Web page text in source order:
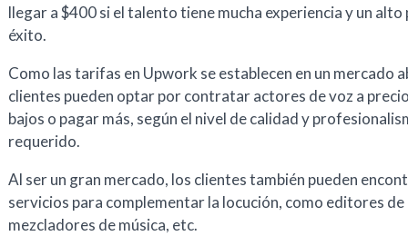
llegar a $400 si el talento tiene mucha experiencia y un alto
éxito.
Como las tarifas en Upwork se establecen en un mercado
clientes pueden optar por contratar actores de voz a
bajos o pagar más, según el nivel de calidad y
requerido.
Al ser un gran mercado, los clientes también pueden
servicios para complementar la locución, como editores de
mezcladores de música, etc.